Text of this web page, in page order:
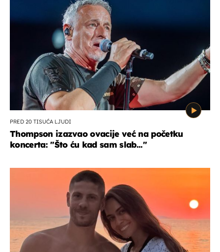
PRED 20 TISUĆA LJUDI
Thompson izazvao ovacije već na početku
koncerta: "Što ću kad sam slab..."